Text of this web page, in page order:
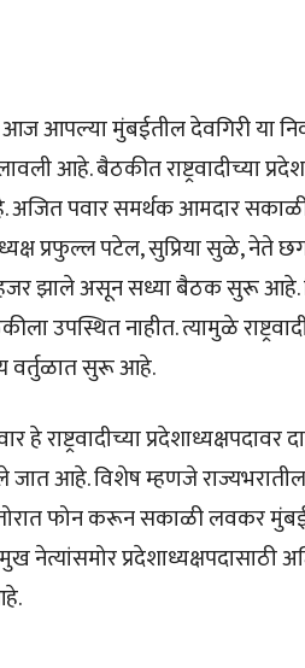
आपल्या मुंबईतील देवगिरी या
आहे. बैठकीत राष्ट्रवादीच्या
पवार समर्थक आमदार
अध्यक्ष प्रफुल्ल पटेल, सुप्रिया सुळे,
झाले असून सध्या बैठक सुरू आहे.
उपस्थित नाहीत. त्यामुळे
वर्तुळात सुरू आहे.
हे राष्ट्रवादीच्या
आहे. विशेष म्हणजे राज्यभरातील
फोन करून सकाळी लवकर
नेत्यांसमोर